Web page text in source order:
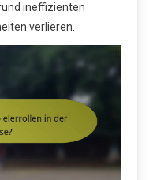
ineffizienten
verlieren.